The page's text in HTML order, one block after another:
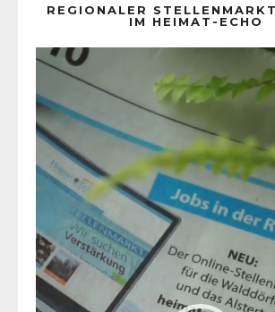
REGIONALER
IM HEIMAT-ECHO
Player